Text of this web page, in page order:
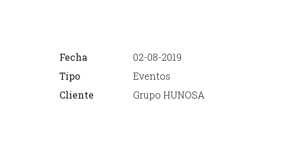
Fecha
02-08-2019
Tipo
Eventos
Cliente
Grupo HUNOSA